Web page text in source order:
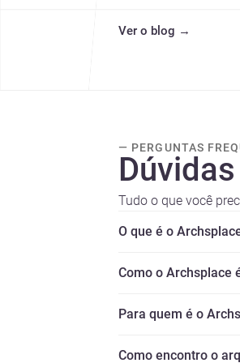
Ver o blog →
— PERGUNTAS
Tudo o que você
O que é o
Como o Archsplace
Para quem é o
Como encontro o